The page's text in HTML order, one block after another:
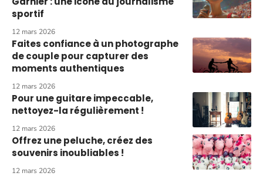
sportif
12 mars 2026
Faites confiance à un photographe
de couple pour capturer des
moments authentiques
12 mars 2026
Pour une guitare impeccable,
nettoyez-la régulièrement !
12 mars 2026
Offrez une peluche, créez des
souvenirs inoubliables !
12 mars 2026